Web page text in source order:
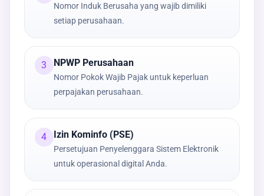
Nomor Induk Berusaha yang wajib dimiliki
setiap perusahaan.
3 NPWP Perusahaan
Nomor Pokok Wajib Pajak untuk keperluan
perpajakan perusahaan.
4 Izin Kominfo (PSE)
Persetujuan Penyelenggara Sistem Elektronik
untuk operasional digital Anda.